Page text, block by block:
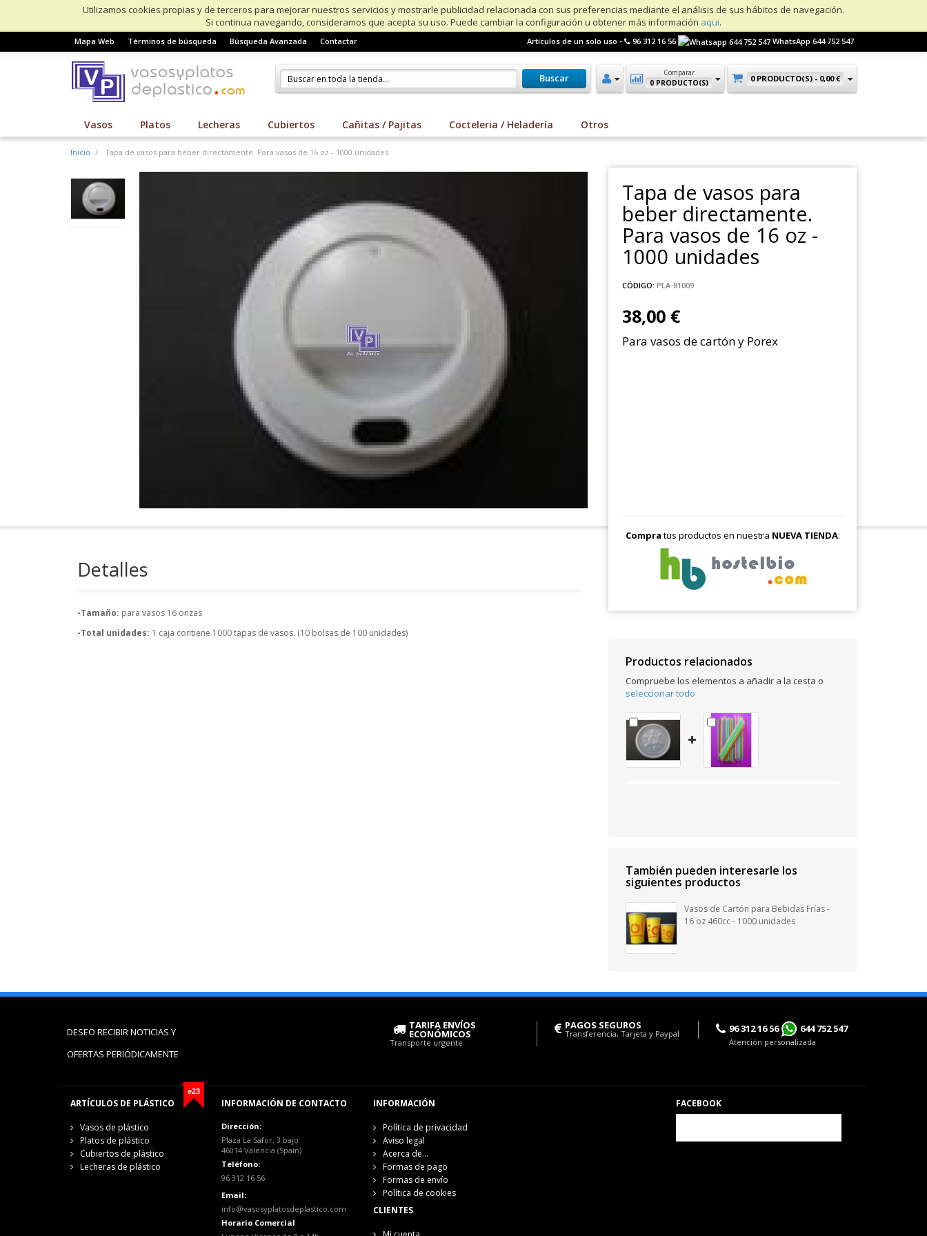
Utilizamos cookies propias y de terceros para mejorar nuestros servicios y mostrarle publicidad relacionada con sus preferencias mediante el análisis de sus hábitos de navegación.
Si continua navegando, consideramos que acepta su uso. Puede cambiar la configuración u obtener más información aqui.
Mapa Web Términos de búsqueda Búsqueda Avanzada Contactar Artículos de un solo uso - 96 312 16 56 WhatsApp 644 752 547
0 PRODUCTO(S) - 0,00 €
Comparar
0 PRODUCTO(S)
Buscar
Vasos Platos Lecheras Cubiertos Cañitas / Pajitas Cocteleria / Heladería Otros
Inicio Tapa de vasos para beber directamente. Para vasos de 16 oz - 1000 unidades
Tapa de vasos para
beber directamente.
Para vasos de 16 oz -
1000 unidades
CÓDIGO: PLA-81009
38,00 €
Para vasos de cartón y Porex
Compra tus productos en nuestra NUEVA TIENDA:
Productos relacionados
Compruebe los elementos a añadir a la cesta o
seleccionar todo
También pueden interesarle los
siguientes productos
Vasos de Cartón para Bebidas Frías -
16 oz 460cc - 1000 unidades
Detalles
-Tamaño: para vasos 16 onzas
-Total unidades: 1 caja contiene 1000 tapas de vasos. (10 bolsas de 100 unidades)
DESEO RECIBIR NOTICIAS Y
OFERTAS PERIÓDICAMENTE
TARIFA ENVÍOS
ECONÓMICOS
Transporte urgente
PAGOS SEGUROS
Transferencia, Tarjeta y Paypal 96 312 16 56 644 752 547
Atención personalizada
e23
ARTÍCULOS DE PLÁSTICO
Vasos de plástico
Platos de plástico
Cubiertos de plástico
Lecheras de plástico
INFORMACIÓN DE CONTACTO
Dirección:
Plaza La Safor, 3 bajo
46014 Valencia (Spain)
Teléfono:
96 312 16 56
Email:
info@vasosyplatosdeplastico.com
Horario Comercial
INFORMACIÓN
Política de privacidad
Aviso legal
Acerca de...
Formas de pago
Formas de envío
Política de cookies
CLIENTES
FACEBOOK